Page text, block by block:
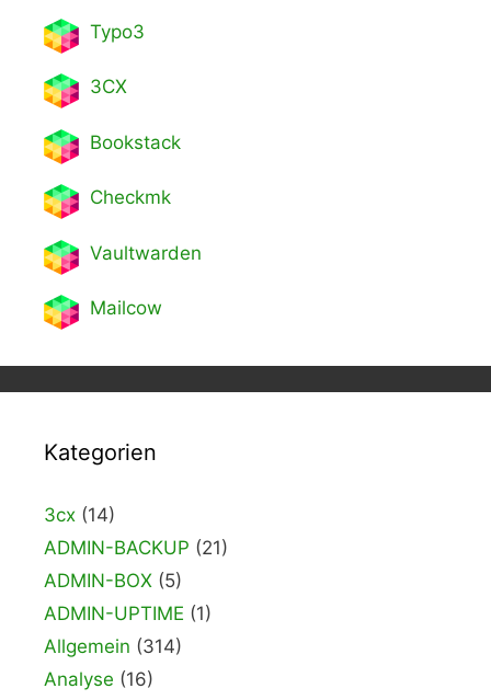
Typo3
3CX
Bookstack
Checkmk
Vaultwarden
Mailcow
Kategorien
3cx (14)
ADMIN-BACKUP (21)
ADMIN-BOX (5)
ADMIN-UPTIME (1)
Allgemein (314)
Analyse (16)